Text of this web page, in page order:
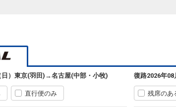
） 東京(羽田) →名古屋(中部・小牧)
直行便のみ
復路2026年08
残席のあ